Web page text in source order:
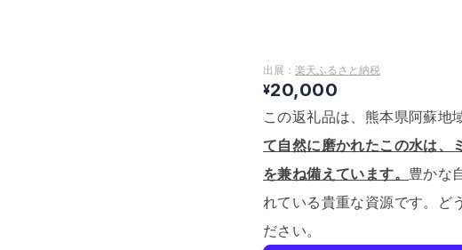
出展： 楽天ふるさと納税
¥20,000
この返礼品は、熊本県阿蘇地
て自然に磨かれたこの水は、
を兼ね備えています。 豊かな
れている貴重な資源です。
ど
ださい。